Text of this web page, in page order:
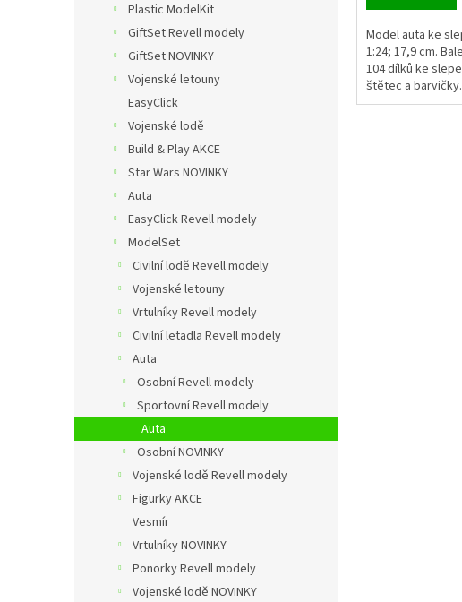
Plastic ModelKit
GiftSet Revell modely
GiftSet NOVINKY
Vojenské letouny
EasyClick
Vojenské lodě
Build & Play AKCE
Star Wars NOVINKY
Auta
EasyClick Revell modely
ModelSet
Civilní lodě Revell modely
Vojenské letouny
Vrtulníky Revell modely
Civilní letadla Revell modely
Auta
Osobní Revell modely
Sportovní Revell modely
Auta
Osobní NOVINKY
Vojenské lodě Revell modely
Figurky AKCE
Vesmír
Vrtulníky NOVINKY
Ponorky Revell modely
Vojenské lodě NOVINKY
Model auta ke
1:24; 17,9 cm.
104 dílků ke
štětec a barvičky.